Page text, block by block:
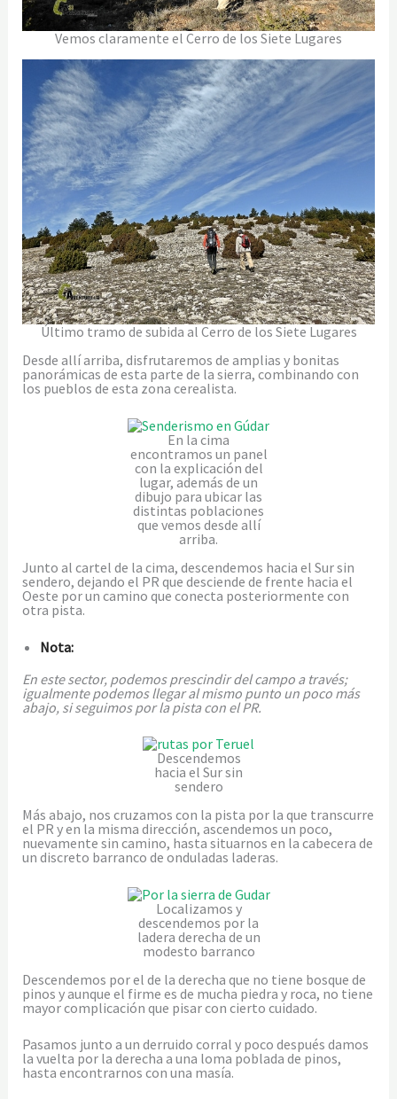
Vemos claramente el Cerro de los Siete Lugares
Último tramo de subida al Cerro de los Siete Lugares
Desde allí arriba, disfrutaremos de amplias y bonitas
panorámicas de esta parte de la sierra, combinando con
los pueblos de esta zona cerealista.
En la cima
encontramos un panel
con la explicación del
lugar, además de un
dibujo para ubicar las
distintas poblaciones
que vemos desde allí
arriba.
Junto al cartel de la cima, descendemos hacia el Sur sin
sendero, dejando el PR que desciende de frente hacia el
Oeste por un camino que conecta posteriormente con
otra pista.
Nota:
En este sector, podemos prescindir del campo a través;
igualmente podemos llegar al mismo punto un poco más
abajo, si seguimos por la pista con el PR.
Descendemos
hacia el Sur sin
sendero
Más abajo, nos cruzamos con la pista por la que transcurre
el PR y en la misma dirección, ascendemos un poco,
nuevamente sin camino, hasta situarnos en la cabecera de
un discreto barranco de onduladas laderas.
Localizamos y
descendemos por la
ladera derecha de un
modesto barranco
Descendemos por el de la derecha que no tiene bosque de
pinos y aunque el firme es de mucha piedra y roca, no tiene
mayor complicación que pisar con cierto cuidado.
Pasamos junto a un derruido corral y poco después damos
la vuelta por la derecha a una loma poblada de pinos,
hasta encontrarnos con una masía.